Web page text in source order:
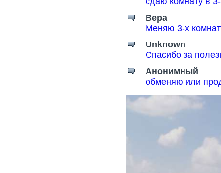
Вера
Меняю 3-х
Unknown
Спасибо за
Анонимный
обменяю или